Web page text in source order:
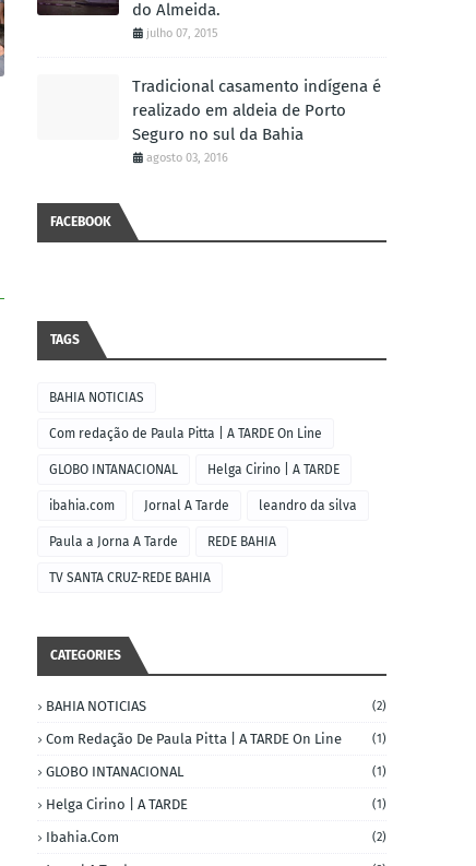
do Almeida.
julho 07, 2015
Tradicional casamento indígena é
realizado em aldeia de Porto
Seguro no sul da Bahia
agosto 03, 2016
FACEBOOK
TAGS
BAHIA NOTICIAS
Com redação de Paula Pitta | A TARDE On Line
GLOBO INTANACIONAL Helga Cirino | A TARDE
ibahia.com Jornal A Tarde leandro da silva
Paula a Jorna A Tarde REDE BAHIA
TV SANTA CRUZ-REDE BAHIA
CATEGORIES
BAHIA NOTICIAS (2)
Com Redação De Paula Pitta | A TARDE On Line (1)
GLOBO INTANACIONAL (1)
Helga Cirino | A TARDE (1)
Ibahia.com (2)